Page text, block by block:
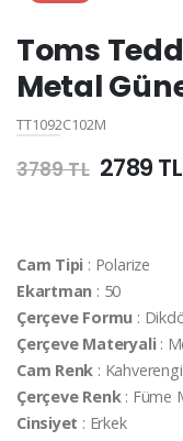
Toms
Metal
TT1092C102M
3789 TL 2789 TL
Cam Tipi : Polarize
Ekartman : 50
Çerçeve Formu :
Çerçeve Materyali:
Cam Renk : Kahverengi
Çerçeve Renk: Füme
Cinsiyet : Erkek